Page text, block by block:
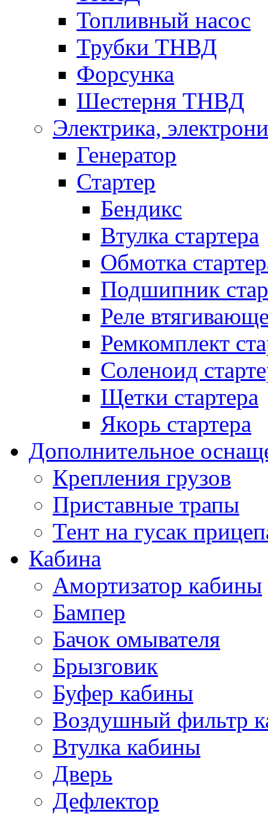
Топливный насос
Трубки ТНВД
Форсунка
Шестерня ТНВД
Электрика,
Генератор
Стартер
Бендикс
Втулка стартера
Обмотка
Подшипник
Реле
Ремкомплект
Соленоид
Щетки стартера
Якорь стартера
Дополнительное
Крепления грузов
Приставные трапы
Тент на гусак
Кабина
Амортизатор кабины
Бампер
Бачок омывателя
Брызговик
Буфер кабины
Воздушный фильтр
Втулка кабины
Дверь
Дефлектор